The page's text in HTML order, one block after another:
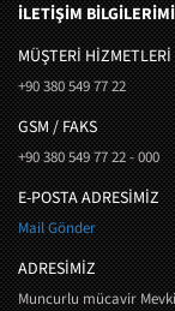
İLETİŞİM
MÜŞTERI HIZMETLERI
+90 380 549 77 22
GSM / FAKS
+90 380 549 77 22 - 000
E-POSTA ADRESİMİZ
Mail Gönder
ADRESİMİZ
Muncurlu mücavir